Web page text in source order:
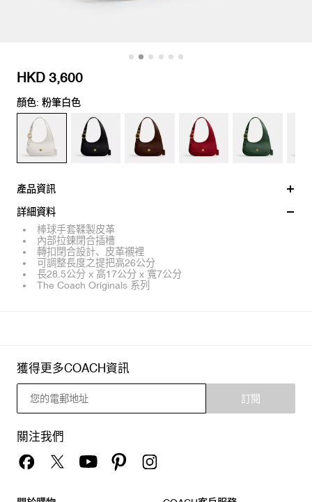
HKD 3,600
顏色: 粉筆白色
產品資訊
詳細資料
棒球手套鞣製皮革
內部拉鍊閉合插槽
轉扣閉合設計、皮革襯裡
可調整長度之提把高26公分
長28.5公分 x 高17公分 x 寬7公分
The Coach Originals 系列
獲得更多COACH資訊
訂閱
關注我們